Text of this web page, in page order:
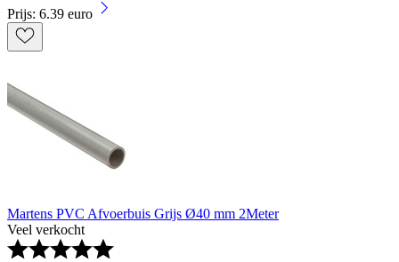
Prijs: 6.39 euro
Martens PVC Afvoerbuis Grijs Ø40 mm 2Meter
Veel verkocht